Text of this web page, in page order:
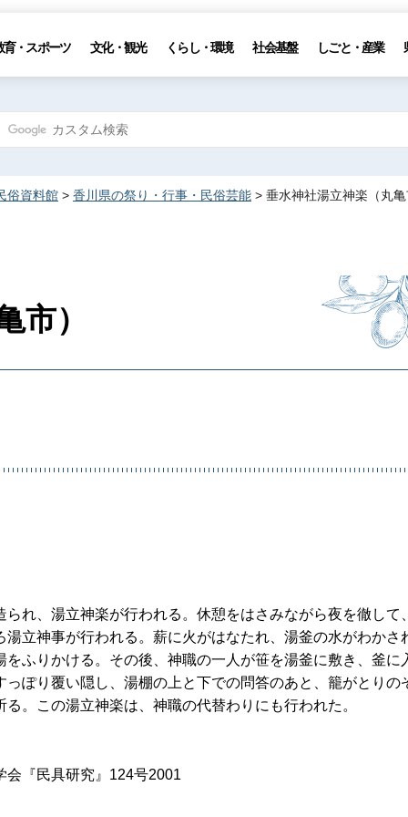
育・スポーツ 文化・観光 くらし・環境 社会基盤 しごと・産業
俗資料館 > 香川県の祭り・行事・民俗芸能 > 垂水神社湯立神楽（丸
市）
れ、湯立神楽が行われる。休憩をはさみながら夜を徹して
立神事が行われる。薪に火がはなたれ、湯釜の水がわかさ
ふりかける。その後、神職の一人が笹を湯釜に敷き、釜に
ぽり覆い隠し、湯棚の上と下での問答のあと、籠がとりの
。この湯立神楽は、神職の代替わりにも行われた。
会『民具研究』124号2001